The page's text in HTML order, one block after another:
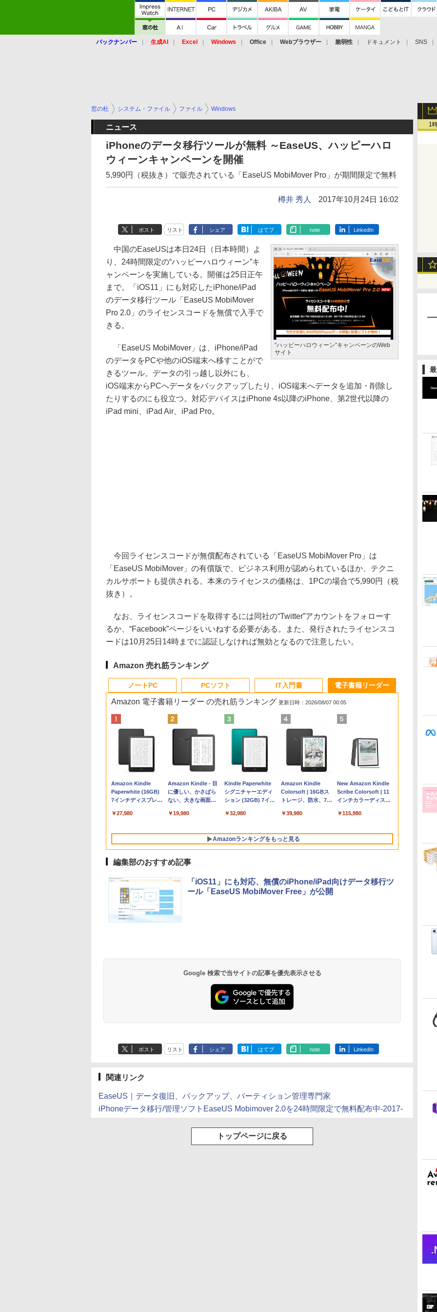
バックナンバー 生成AI Excel Windows Office Webブラウザー 脆弱性 ドキュメント SNS
1
窓の杜 システム・ファイル ファイル Windows
ニュース
iPhoneのデータ移行ツールが無料 ～EaseUS、ハッピーハロ
ウィーンキャンペーンを開催
5,990円（税抜き）で販売されている「EaseUS MobiMover Pro」が期間限定で無料
樽井 秀人 2017年10月24日 16:02
ポスト リスト シェア はてブ note LinkedIn
“ハッピーハロウィーン”キャンペーンのWeb
サイト
中国のEaseUSは本日24日（日本時間）よ
り、24時間限定の“ハッピーハロウィーン”キ
ャンペーンを実施している。開催は25日正午
まで。「iOS11」にも対応したiPhone/iPad
のデータ移行ツール「EaseUS MobiMover
Pro 2.0」のライセンスコードを無償で入手で
きる。
「EaseUS MobiMover」は、iPhone/iPad
のデータをPCや他のiOS端末へ移すことがで
きるツール。データの引っ越し以外にも、
iOS端末からPCへデータをバックアップしたり、iOS端末へデータを追加・削除し
たりするのにも役立つ。対応デバイスはiPhone 4s以降のiPhone、第2世代以降の
iPad mini、iPad Air、iPad Pro。
今回ライセンスコードが無償配布されている「EaseUS MobiMover Pro」は
「EaseUS MobiMover」の有償版で、ビジネス利用が認められているほか、テクニ
カルサポートも提供される。本来のライセンスの価格は、1PCの場合で5,990円（税
抜き）。
なお、ライセンスコードを取得するには同社の“Twitter”アカウントをフォローす
るか、“Facebook”ページをいいねする必要がある。また、発行されたライセンスコ
ードは10月25日14時までに認証しなければ無効となるので注意したい。
Amazon 売れ筋ランキング
ノートPC
Apple 2026
MacBook Neo A18
Proチップ搭載13イ
AIとApple
Retinaディスプレ
512GB SSD、1080p
FaceTime HDカメ
ラ、Touch ID - イン
AppleCare+ for 13イ
ンチMacBook
Neo(A18 Pro)|ダウン
ロード版
￥162,598
tomtoc 360°保護
15.6 16インチ パソコ
ンケース Dell NEC
dynabook Lenovo
￥2,952
Apple 2026
MacBook Air M5チ
ップ搭載13インチノ
Apple Intelligence、
Retinaディスプレ
イ、24GBユニファイ
ドメモリ、1TB
イト + 3年延長
AppleCare+ for 13イ
￥347,600
【Amazon.co.jp限
定】 HP ノートパソ
コン 15-fd 15.6イン
512GB SSD インテ
￥129,800
FMV ノートパソコン
WE1-K3 (MS 365
Personal/Copilotキー
型/Core i5/16GB/SSD
FMVWK3E15W_AZ
￥120,000
PCソフト
Robloxギフトカード
- 800 Robux 【限定
バーチャルアイテム
ンゲームコード】 ロ
インコード版
￥1,300
Robloxギフトカード
- 2,000 Robux 【限
定バーチャルアイテ
インゲームコード】
ラインコード版
￥3,200
Microsoft Office
Home & Business
2024(最新 永続版)|オ
版|Windows11、
￥39,582
Robloxギフトカード
- 1000 Robux 【限定
バーチャルアイテム
ンゲームコード】 ロ
ンコード版
￥1,600
Microsoft Office
Home 2024(最新 永続
版)|オンラインコード
10/mac対応|PC2台
￥37,224
IT入門書
生成AIパスポート公
式テキスト 第４版
￥1,766
AIイラスト表現辞典:
思い通りの絵を引き
出す プロンプトの言
ズ (はぴーイラスト
￥480
ClaudeCode いちば
んやさしい 教科書:
非エンジニア 初心者
マニュアル AI副業に
もKindle出版にも！
非エンジニアのため
のAIコーディング入
￥99
FM TOWNS ハイパ
ー・カタログ: 本体
ハードウェア・市販
フェクトリストと最
￥1,600
1冊ですべて身につく
HTML & CSSとWebデ
ザイン入門講座［第2
￥2,326
電子書籍リーダー
Amazon 電子書籍リーダー の売れ筋ランキング 更新日時：2026/08/07 00:05
Amazon Kindle
Paperwhite (16GB)
7インチディスプレ
ト、12週間持続バッ
ブラック
￥27,980
Amazon Kindle - 目
に優しい、かさばら
ない、大きな画面で
続バッテリー、6イン
書籍リーダー、ブラ
ック、16GB、広告な
し
￥19,980
Kindle Paperwhite
シグニチャーエディ
ション (32GB) 7イン
るさ自動調整、色調
持続バッテリー、広
告なし、メタリック
ジェード
￥32,980
Amazon Kindle
Colorsoft | 16GBス
トレージ、防水、7イ
レイ、色調調節ライ
ッテリー、広告無
し、ブラック (2025
年発売)
￥39,980
New Amazon Kindle
Scribe Colorsoft | 11
インチカラーディスプ
ジ、ノート機能搭載、
調節ライト、プレミア
イト
￥115,980
Amazonランキングをもっと見る
編集部のおすすめ記事
「iOS11」にも対応、無償のiPhone/iPad向けデータ移行ツ
ール「EaseUS MobiMover Free」が公開
Google 検索で当サイトの記事を優先表示させる
ポスト リスト シェア はてブ note LinkedIn
関連リンク
EaseUS｜データ復旧、バックアップ、バーティション管理専門家
iPhoneデータ移行/管理ソフトEaseUS Mobimover 2.0を24時間限定で無料配布中-2017-
トップページに戻る